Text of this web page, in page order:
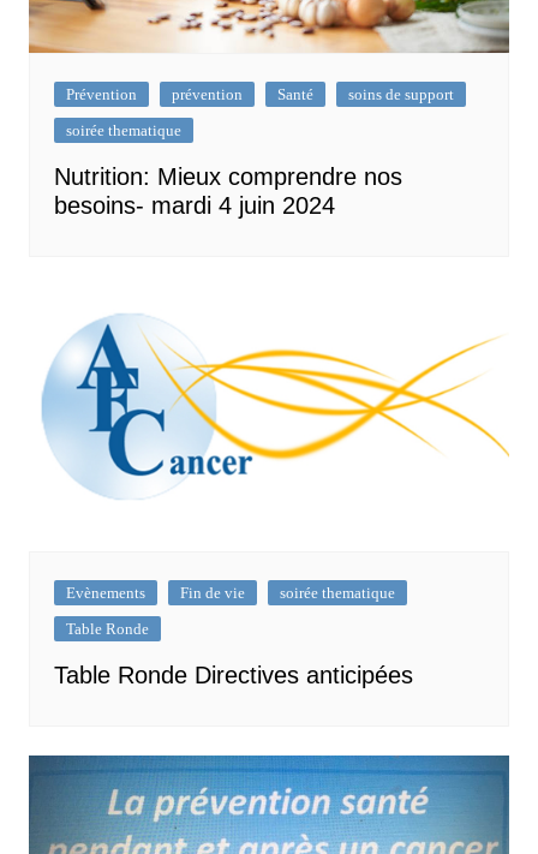
Prévention prévention Santé
soins de support
soirée thematique
Nutrition: Mieux comprendre nos
besoins- mardi 4 juin 2024
Evènements Fin de vie
soirée thematique
Table Ronde
Table Ronde Directives anticipées